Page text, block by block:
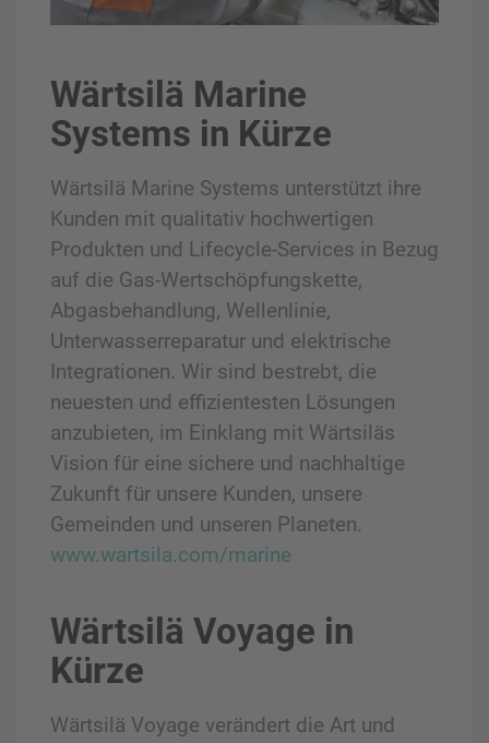
Wärtsilä Marine
Systems in Kürze
Wärtsilä Marine Systems unterstützt ihre
Kunden mit qualitativ hochwertigen
Produkten und Lifecycle-Services in Bezug
auf die Gas-Wertschöpfungskette,
Abgasbehandlung, Wellenlinie,
Unterwasserreparatur und elektrische
Integrationen. Wir sind bestrebt, die
neuesten und effizientesten Lösungen
anzubieten, im Einklang mit Wärtsiläs
Vision für eine sichere und nachhaltige
Zukunft für unsere Kunden, unsere
Gemeinden und unseren Planeten.
www.wartsila.com/marine
Wärtsilä Voyage in
Kürze
Wärtsilä Voyage verändert die Art und